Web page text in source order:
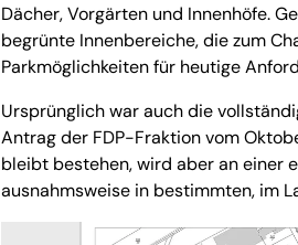
Dächer, Vorgärten und Innenhöfe.
begrünte Innenbereiche, die zum
Parkmöglichkeiten für heutige
Ursprünglich war auch die
Antrag der FDP-Fraktion vom
bleibt bestehen, wird aber an einer
ausnahmsweise in bestimmten, im